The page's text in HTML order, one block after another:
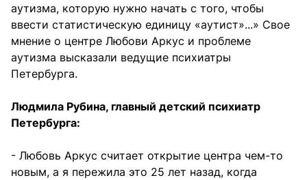
аутизма, которую нужно начать с того, чтобы
ввести статистическую единицу «аутист»...» Свое
мнение о центре Любови Аркус и проблеме
аутизма высказали ведущие психиатры
Петербурга.
Людмила Рубина, главный детский психиатр
Петербурга:
- Любовь Аркус считает открытие центра чем-то
новым, а я пережила это 25 лет назад, когда